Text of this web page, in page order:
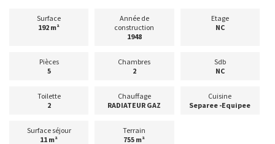
Surface
192 m²
Année de
construction
1948
Etage
NC
Pièces
5
Chambres
2
Sdb
NC
Toilette
2
Chauffage
RADIATEUR GAZ
Cuisine
Separee -Equipee
Surface séjour
11 m²
Terrain
755 m²